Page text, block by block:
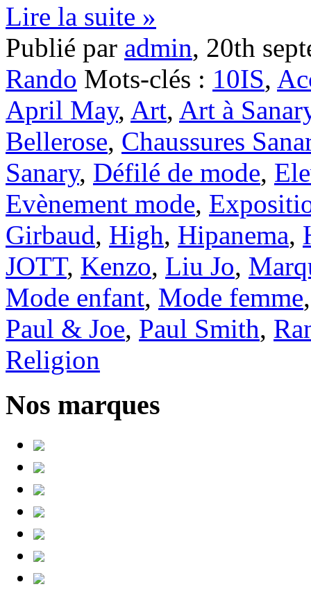
Lire la suite »
Publié par admin, 20th
Rando Mots-clés : 10IS,
April May, Art, Art à
Bellerose, Chaussures
Sanary, Défilé de mode,
Evènement mode,
Girbaud, High, Hipanema,
JOTT, Kenzo, Liu Jo,
Mode enfant, Mode femme
Paul & Joe, Paul Smith,
Religion
Nos marques